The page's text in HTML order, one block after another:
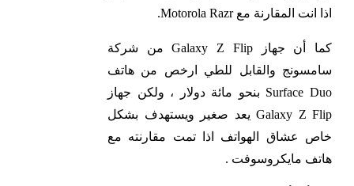
اذا انت المقارنة مع Motorola Razr.
كما أن جهاز Galaxy Z Flip من شركة
سامسونج والقابل للطي ارخص من هاتف
Surface Duo بنحو مائة دولار ، ولكن جهاز
Galaxy Z Flip يعد صغير ويستهدف بشكل
خاص عشاق الهواتف اذا تمت مقارنته مع
هاتف مايكروسوفت .